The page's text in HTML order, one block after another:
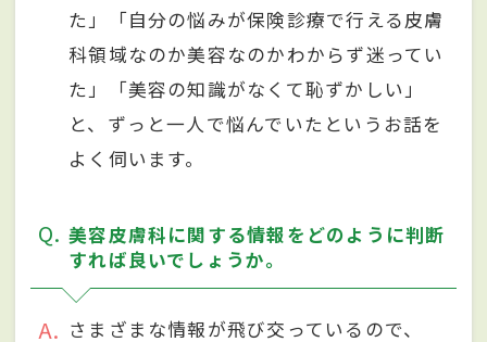
た」「自分の悩みが保険診療で行える皮膚
科領域なのか美容なのかわからず迷ってい
た」「美容の知識がなくて恥ずかしい」
と、ずっと一人で悩んでいたというお話を
よく伺います。
Q
美容皮膚科に関する情報をどのように判断
すれば良いでしょうか。
A
さまざまな情報が飛び交っているので、